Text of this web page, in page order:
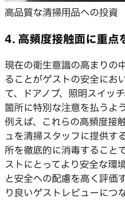
高品質な清掃用品への投資
4. 高頻度接触面に重点
現在の衛生意識の高まりの
ることがゲストの安全にお
て、ドアノブ、照明スイッ
箇所に特別な注意を払うよ
例えば、これらの高頻度接
ュを清掃スタッフに提供す
所を徹底的に消毒すること
ストにとってより安全な環
と安全への配慮を高く評価
り良いゲストレビューにつ